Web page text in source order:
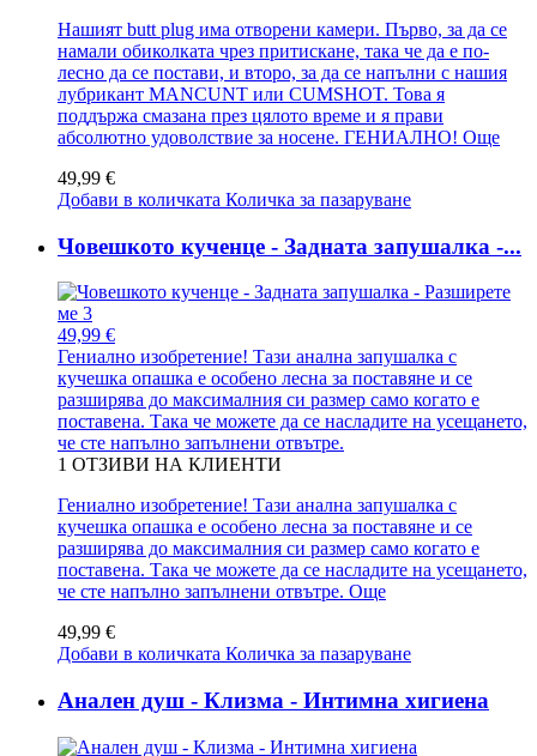
Нашият butt plug има отворени камери. Първо, за да се
намали обиколката чрез притискане, така че да е по-
лесно да се постави, и второ, за да се напълни с нашия
лубрикант MANCUNT или CUMSHOT. Това я
поддържа смазана през цялото време и я прави
абсолютно удоволствие за носене. ГЕНИАЛНО! Още
49,99 €
Добави в количката Количка за пазаруване
Човешкото кученце - Задната запушалка -...
49,99 €
Гениално изобретение! Тази анална запушалка с
кучешка опашка е особено лесна за поставяне и се
разширява до максималния си размер само когато е
поставена. Така че можете да се насладите на усещането,
че сте напълно запълнени отвътре.
1 ОТЗИВИ НА КЛИЕНТИ
Гениално изобретение! Тази анална запушалка с
кучешка опашка е особено лесна за поставяне и се
разширява до максималния си размер само когато е
поставена. Така че можете да се насладите на усещането,
че сте напълно запълнени отвътре. Още
49,99 €
Добави в количката Количка за пазаруване
Анален душ - Клизма - Интимна хигиена